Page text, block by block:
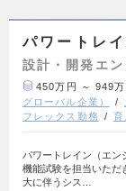
パワートレ
設計・開発エン
450万円 ～ 949万
グローバル企業）
フレックス勤務
育
パワートレイン（エン
機能試験を担当いただ
大に伴うシス…